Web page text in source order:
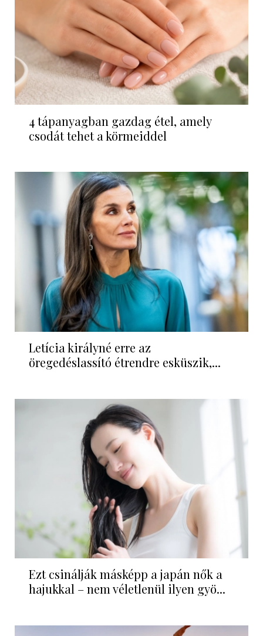
4 tápanyagban gazdag étel, amely
csodát tehet a körmeiddel
Letícia királyné erre az
öregedéslassító étrendre esküszik,...
Ezt csinálják másképp a japán nők a
hajukkal – nem véletlenül ilyen gyö...